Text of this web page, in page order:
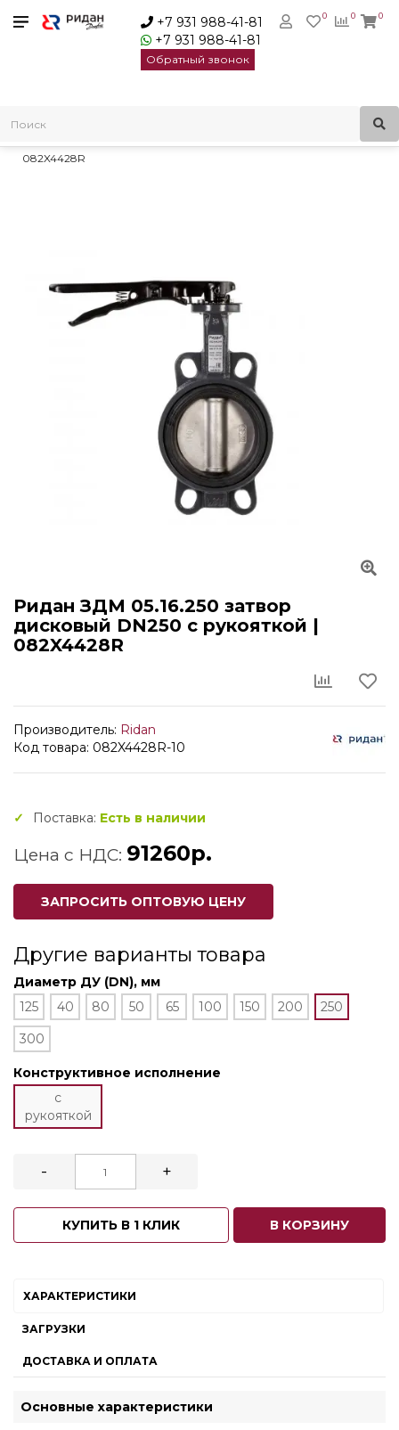
+7 931 988-41-81
+7 931 988-41-81
Обратный звонок
0
0 0
Трубопроводная арматура
Ридан ЗДМ 05.16.250 затвор дисковый DN250 с рукояткой |
082X4428R
Ридан ЗДМ 05.16.250 затвор
дисковый DN250 с рукояткой |
082X4428R
Производитель: Ridan
Код товара: 082X4428R-10
Поставка: Есть в наличии
Цена с НДС: 91260р.
ЗАПРОСИТЬ ОПТОВУЮ ЦЕНУ
Другие варианты товара
Диаметр ДУ (DN), мм
125
40 80 50 65 100 150 200
250
300
Конструктивное исполнение
с
рукояткой
- +
КУПИТЬ В 1 КЛИК В КОРЗИНУ
ХАРАКТЕРИСТИКИ
ЗАГРУЗКИ
ДОСТАВКА И ОПЛАТА
Основные характеристики